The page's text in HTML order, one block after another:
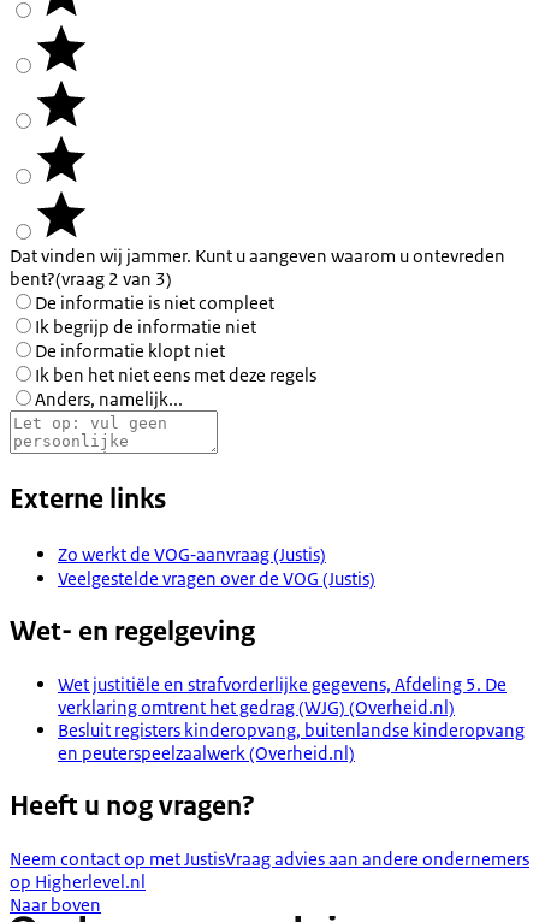
Dat vinden wij jammer. Kunt u aangeven waarom u ontevreden
bent?(vraag 2 van 3)
De informatie is niet compleet
Ik begrijp de informatie niet
De informatie klopt niet
Ik ben het niet eens met deze regels
Anders, namelijk...
Externe links
Zo werkt de VOG‑aanvraag (Justis)
Veelgestelde vragen over de VOG (Justis)
Wet- en regelgeving
Wet justitiële en strafvorderlijke gegevens, Afdeling 5. De
verklaring omtrent het gedrag (WJG) (Overheid.nl)
Besluit registers kinderopvang, buitenlandse kinderopvang
en peuterspeelzaalwerk (Overheid.nl)
Heeft u nog vragen?
Neem contact op met JustisVraag advies aan andere ondernemers
op Higherlevel.nl
Naar boven